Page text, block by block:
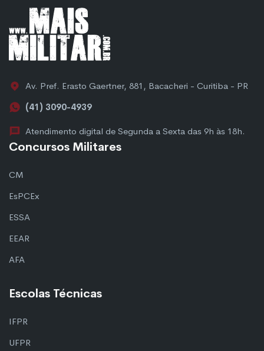
Av. Pref. Erasto Gaertner, 881, Bacacheri - Curitiba - PR
(41) 3090-4939
Atendimento digital de Segunda a Sexta das 9h às 18h.
Concursos Militares
CM
EsPCEx
ESSA
EEAR
AFA
Escolas Técnicas
IFPR
UFPR